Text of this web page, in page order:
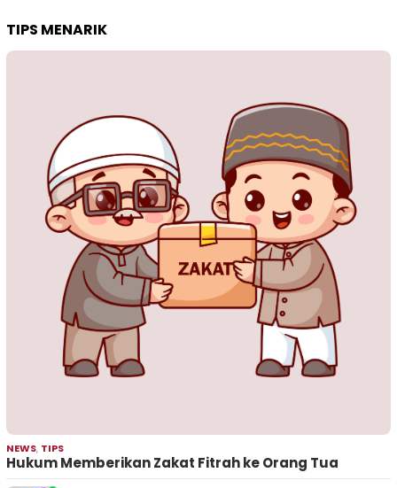
TIPS MENARIK
NEWS, TIPS
Hukum Memberikan Zakat Fitrah ke Orang Tua